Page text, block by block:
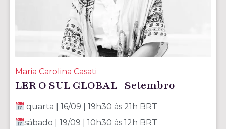
LER O SUL GLOBAL | Setembro
Maria Carolina Casati
quarta | 16/09 | 19h30 às 21h BRT
sábado | 19/09 | 10h30 às 12h BRT